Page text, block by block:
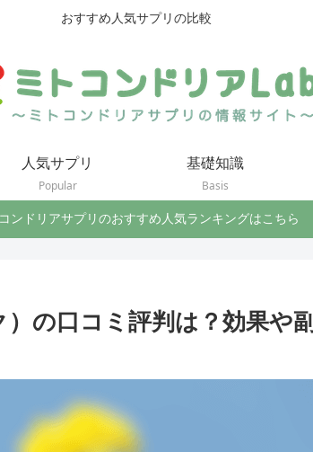
おすすめ人気サプリの比較
人気サプリ
Popular
基礎知識
Basis
ンドリアサプリのおすすめ人気ランキングはこちら
の口コミ評判は？効果や副